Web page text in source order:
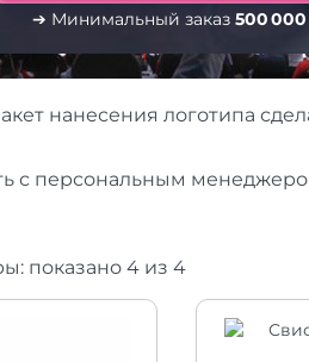
➔ Минимальный заказ 500 000
нанесения логотипа
с персональным
показано 4из 4